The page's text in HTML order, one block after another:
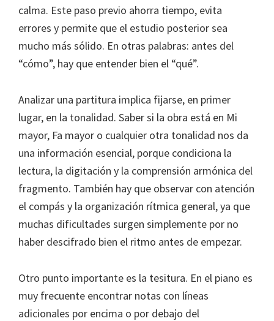
calma. Este paso previo ahorra tiempo, evita
errores y permite que el estudio posterior sea
mucho más sólido. En otras palabras: antes del
“cómo”, hay que entender bien el “qué”.
Analizar una partitura implica fijarse, en primer
lugar, en la tonalidad. Saber si la obra está en Mi
mayor, Fa mayor o cualquier otra tonalidad nos da
una información esencial, porque condiciona la
lectura, la digitación y la comprensión armónica del
fragmento. También hay que observar con atención
el compás y la organización rítmica general, ya que
muchas dificultades surgen simplemente por no
haber descifrado bien el ritmo antes de empezar.
Otro punto importante es la tesitura. En el piano es
muy frecuente encontrar notas con líneas
adicionales por encima o por debajo del